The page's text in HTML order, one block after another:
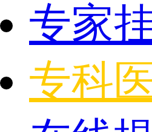
专家
专科